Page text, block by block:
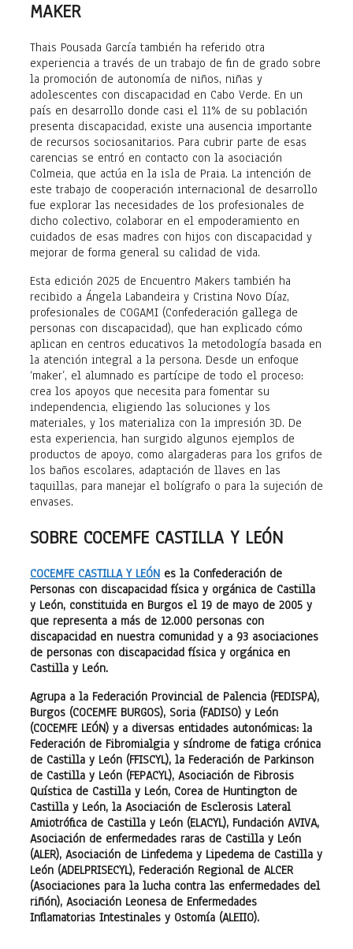
MAKER
Thais Pousada García también ha referido otra
experiencia a través de un trabajo de fin de grado sobre
la promoción de autonomía de niños, niñas y
adolescentes con discapacidad en Cabo Verde. En un
país en desarrollo donde casi el 11% de su población
presenta discapacidad, existe una ausencia importante
de recursos sociosanitarios. Para cubrir parte de esas
carencias se entró en contacto con la asociación
Colmeia, que actúa en la isla de Praia. La intención de
este trabajo de cooperación internacional de desarrollo
fue explorar las necesidades de los profesionales de
dicho colectivo, colaborar en el empoderamiento en
cuidados de esas madres con hijos con discapacidad y
mejorar de forma general su calidad de vida.
Esta edición 2025 de Encuentro Makers también ha
recibido a Ángela Labandeira y Cristina Novo Díaz,
profesionales de COGAMI (Confederación gallega de
personas con discapacidad), que han explicado cómo
aplican en centros educativos la metodología basada en
la atención integral a la persona. Desde un enfoque
‘maker’, el alumnado es partícipe de todo el proceso:
crea los apoyos que necesita para fomentar su
independencia, eligiendo las soluciones y los
materiales, y los materializa con la impresión 3D. De
esta experiencia, han surgido algunos ejemplos de
productos de apoyo, como alargaderas para los grifos de
los baños escolares, adaptación de llaves en las
taquillas, para manejar el bolígrafo o para la sujeción de
envases.
SOBRE COCEMFE CASTILLA Y LEÓN
COCEMFE CASTILLA Y LEÓN es la Confederación de
Personas con discapacidad física y orgánica de Castilla
y León, constituida en Burgos el 19 de mayo de 2005 y
que representa a más de 12.000 personas con
discapacidad en nuestra comunidad y a 93 asociaciones
de personas con discapacidad física y orgánica en
Castilla y León.
Agrupa a la Federación Provincial de Palencia (FEDISPA),
Burgos (COCEMFE BURGOS), Soria (FADISO) y León
(COCEMFE LEÓN) y a diversas entidades autonómicas: la
Federación de Fibromialgia y síndrome de fatiga crónica
de Castilla y León (FFISCYL), la Federación de Parkinson
de Castilla y León (FEPACYL), Asociación de Fibrosis
Quística de Castilla y León, Corea de Huntington de
Castilla y León, la Asociación de Esclerosis Lateral
Amiotrófica de Castilla y León (ELACYL), Fundación AVIVA,
Asociación de enfermedades raras de Castilla y León
(ALER), Asociación de Linfedema y Lipedema de Castilla y
León (ADELPRISECYL), Federación Regional de ALCER
(Asociaciones para la lucha contra las enfermedades del
riñón), Asociación Leonesa de Enfermedades
Inflamatorias Intestinales y Ostomía (ALEIIO).